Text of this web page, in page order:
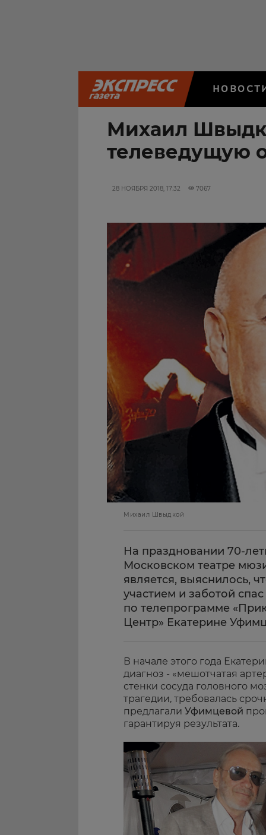
Михаил
телеведущую
28 НОЯБРЯ 2018, 17:32 7067
Михаил Швыдкой
На праздновании 70-
Московском театре
является, выяснилось,
участием и заботой
по телепрограмме
Центр» Екатерине
В начале этого года
диагноз - «мешотчатая
стенки сосуда головного
трагедии, требовалась
предлагали Уфимцевой
гарантируя результата.